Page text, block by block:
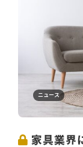
ニュース
家具業界